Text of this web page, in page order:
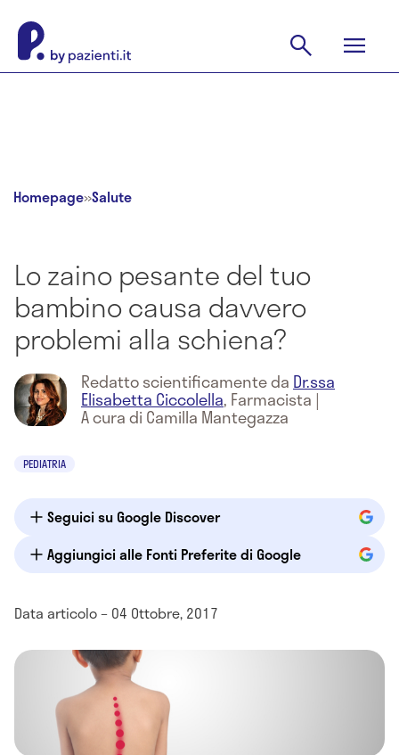
Homepage»Salute
Lo zaino pesante del tuo
bambino causa davvero
problemi alla schiena?
Redatto scientificamente da Dr.ssa
Elisabetta Ciccolella, Farmacista |
A cura di Camilla Mantegazza
PEDIATRIA
Seguici su Google Discover
Aggiungici alle Fonti Preferite di Google
Data articolo – 04 Ottobre, 2017